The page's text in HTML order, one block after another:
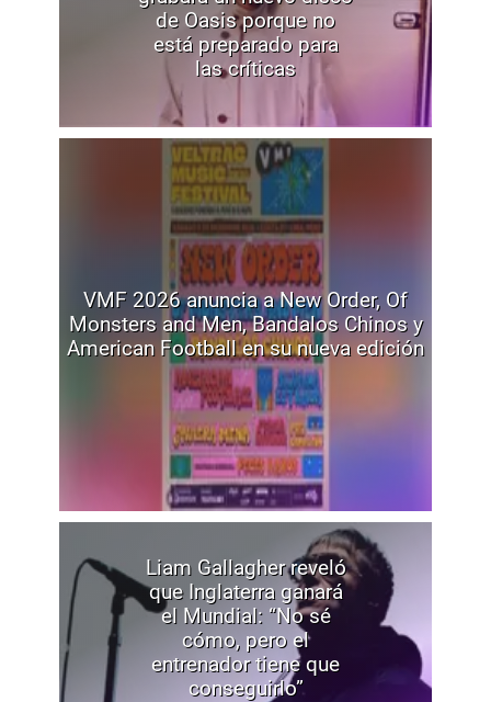
de Oasis porque no
está preparado para
las críticas
VMF 2026 anuncia a New Order, Of
Monsters and Men, Bandalos Chinos y
American Football en su nueva edición
Liam Gallagher reveló
que Inglaterra ganará
el Mundial: “No sé
cómo, pero el
entrenador tiene que
conseguirlo”